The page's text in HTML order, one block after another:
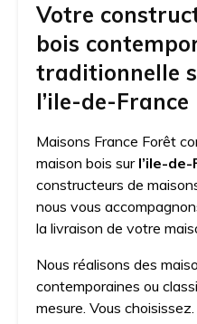
Votre
bois
traditionnelle
l’ile-de-France
Maisons France Forêt
maison bois sur l’ile-de-
constructeurs de
nous vous
la livraison de votre
Nous réalisons des
contemporaines ou
mesure. Vous choisissez.